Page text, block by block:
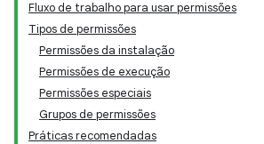
Fluxo de trabalho para usar permissões
Tipos de permissões
Permissões da instalação
Permissões de execução
Permissões especiais
Grupos de permissões
Práticas recomendadas